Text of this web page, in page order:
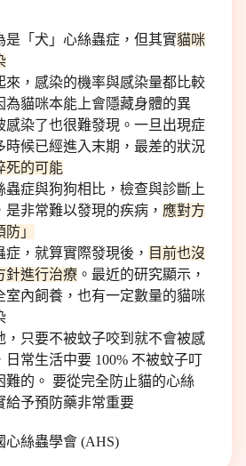
是「犬」心絲蟲症，但其實貓咪
來，感染的機率與感染量都比較
為貓咪本能上會隱藏身體的異
感染了也很難發現。一旦出現症
時候已經進入末期，最差的狀況
死的可能
蟲症與狗狗相比，檢查與診斷上
是非常難以發現的疾病， 應對方
」
症，就算實際發現後， 目前也沒
針進行治療。最近的研究顯示，
室內飼養，也有一定數量的貓咪
，只要不被蚊子咬到就不會被感
日常生活中要 100% 不被蚊子叮
難的。 要從完全防止貓的心絲
給予預防藥非常重要
心絲蟲學會 (AHS)